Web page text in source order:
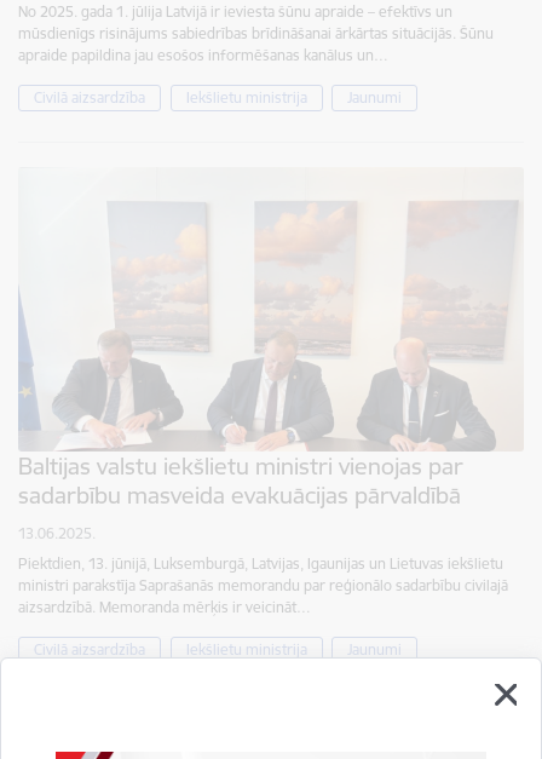
No 2025. gada 1. jūlija Latvijā ir ieviesta šūnu apraide – efektīvs un
mūsdienīgs risinājums sabiedrības brīdināšanai ārkārtas situācijās. Šūnu
apraide papildina jau esošos informēšanas kanālus un…
Civilā aizsardzība Iekšlietu ministrija Jaunumi
Baltijas valstu iekšlietu ministri vienojas par
sadarbību masveida evakuācijas pārvaldībā
13.06.2025.
Piektdien, 13. jūnijā, Luksemburgā, Latvijas, Igaunijas un Lietuvas iekšlietu
ministri parakstīja Saprašanās memorandu par reģionālo sadarbību civilajā
aizsardzībā. Memoranda mērķis ir veicināt…
Civilā aizsardzība Iekšlietu ministrija Jaunumi